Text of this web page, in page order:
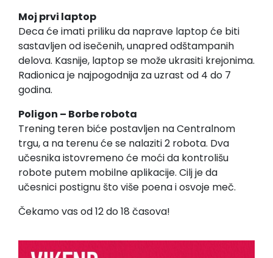
Moj prvi laptop
Deca će imati priliku da naprave laptop će biti
sastavljen od isečenih, unapred odštampanih
delova. Kasnije, laptop se može ukrasiti krejonima.
Radionica je najpogodnija za uzrast od 4 do 7
godina.
Poligon – Borbe robota
Trening teren biće postavljen na Centralnom
trgu, a na terenu će se nalaziti 2 robota. Dva
učesnika istovremeno će moći da kontrolišu
robote putem mobilne aplikacije. Cilj je da
učesnici postignu što više poena i osvoje meč.
Čekamo vas od 12 do 18 časova!